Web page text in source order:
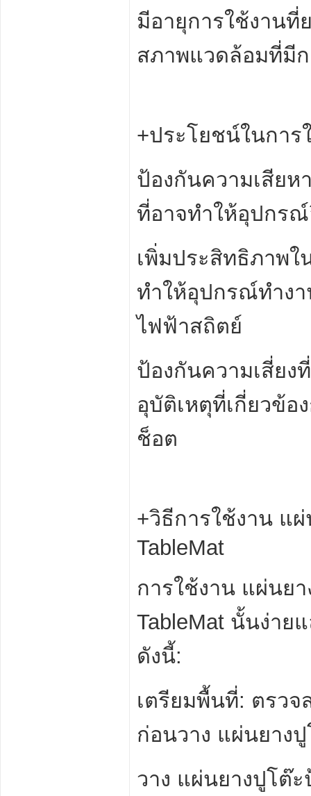
มีอายุการใช้งานที่
สภาพแวดล้อมที่มี
+ประโยชน์ในการ
ป้องกันความเสียห
ที่อาจทำให้อุปกรณ์
เพิ่มประสิทธิภาพ
ทำให้อุปกรณ์ทำง
ไฟฟ้าสถิตย์
ป้องกันความเสี่ยง
อุบัติเหตุที่เกี่ยวข้อ
ช็อต
+วิธีการใช้งาน แ
TableMat
การใช้งาน แผ่นย
TableMat นั้นง่า
ดังนี้:
เตรียมพื้นที่: ตรว
ก่อนวาง แผ่นยาง
วาง แผ่นยางปูโต๊